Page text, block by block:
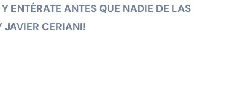
Y ENTÉRATE ANTES QUE NADIE DE LAS
JAVIER CERIANI!